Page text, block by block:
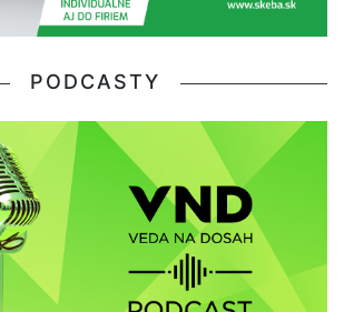
PODCASTY